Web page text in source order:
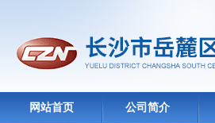
网站首页 公司简介